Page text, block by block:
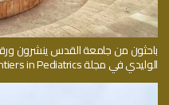
باحثون من جامعة القدس ينشرون
الوليدي في مجلة Frontiers in Pediatrics